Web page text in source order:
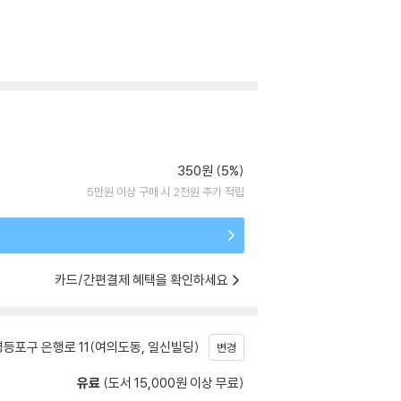
350원 (5%)
5만원 이상 구매 시 2천원 추가 적립
카드/간편결제 혜택을 확인하세요
포구 은행로 11(여의도동, 일신빌딩) 변경
유료 (도서 15,000원 이상 무료)